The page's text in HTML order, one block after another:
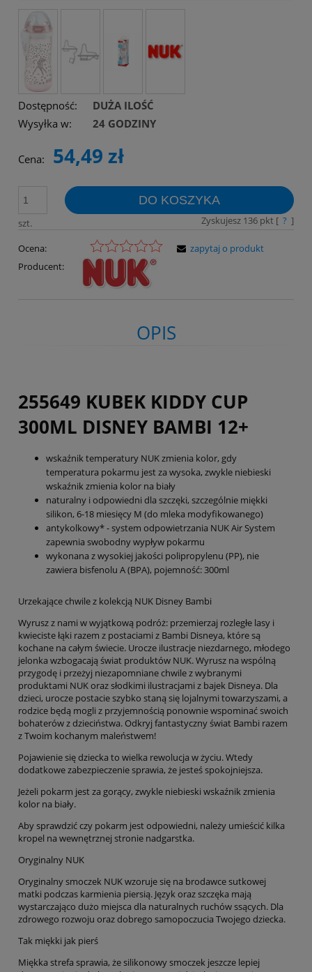
Dostępność:
DUŻA ILOŚĆ
Wysyłka w:
24 GODZINY
Cena: 54,49 zł
szt.
DO KOSZYKA
Zyskujesz 136pkt [ ? ]
Ocena:
Producent:
zapytaj o produkt
OPIS
255649 KUBEK KIDDY CUP
300ML DISNEY BAMBI 12+
wskaźnik temperatury NUK zmienia kolor, gdy
temperatura pokarmu jest za wysoka, zwykle niebieski
wskaźnik zmienia kolor na biały
naturalny i odpowiedni dla szczęki, szczególnie miękki
silikon, 6-18 miesięcy M (do mleka modyfikowanego)
antykolkowy* - system odpowietrzania NUK Air System
zapewnia swobodny wypływ pokarmu
wykonana z wysokiej jakości polipropylenu (PP), nie
zawiera bisfenolu A (BPA), pojemność: 300ml
Urzekające chwile z kolekcją NUK Disney Bambi
Wyrusz z nami w wyjątkową podróż: przemierzaj rozległe lasy i
kwieciste łąki razem z postaciami z Bambi Disneya, które są
kochane na całym świecie. Urocze ilustracje niezdarnego, młodego
jelonka wzbogacają świat produktów NUK. Wyrusz na wspólną
przygodę i przeżyj niezapomniane chwile z wybranymi
produktami NUK oraz słodkimi ilustracjami z bajek Disneya. Dla
dzieci, urocze postacie szybko staną się lojalnymi towarzyszami, a
rodzice będą mogli z przyjemnością ponownie wspominać swoich
bohaterów z dzieciństwa. Odkryj fantastyczny świat Bambi razem
z Twoim kochanym maleństwem!
Pojawienie się dziecka to wielka rewolucja w życiu. Wtedy
dodatkowe zabezpieczenie sprawia, że jesteś spokojniejsza.
Jeżeli pokarm jest za gorący, zwykle niebieski wskaźnik zmienia
kolor na biały.
Aby sprawdzić czy pokarm jest odpowiedni, należy umieścić kilka
kropel na wewnętrznej stronie nadgarstka.
Oryginalny NUK
Oryginalny smoczek NUK wzoruje się na brodawce sutkowej
matki podczas karmienia piersią. Język oraz szczęka mają
wystarczająco dużo miejsca dla naturalnych ruchów ssących. Dla
zdrowego rozwoju oraz dobrego samopoczucia Twojego dziecka.
Tak miękki jak pierś
Miękka strefa sprawia, że silikonowy smoczek jeszcze lepiej